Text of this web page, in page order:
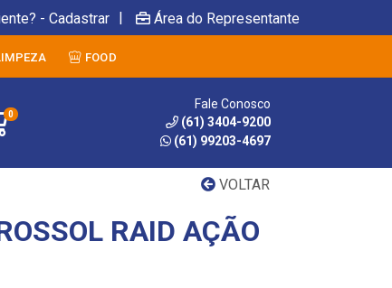
- Cadastrar | Área do Representante
FOOD
0
Fale Conosco
(61) 3404-9200
(61) 99203-4697
VOLTAR
RAID AÇÃO